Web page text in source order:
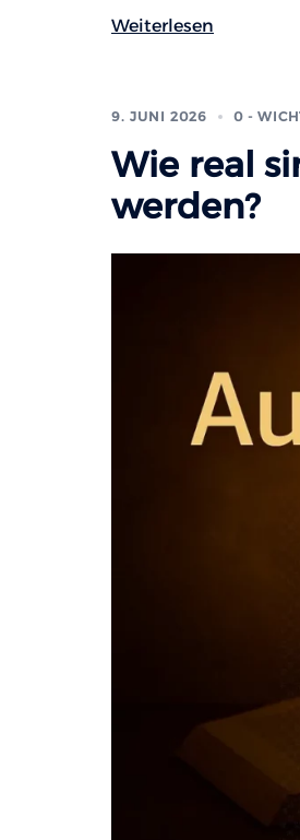
Weiterlesen
9. JUNI 2026 0 -
Wie real
werden?